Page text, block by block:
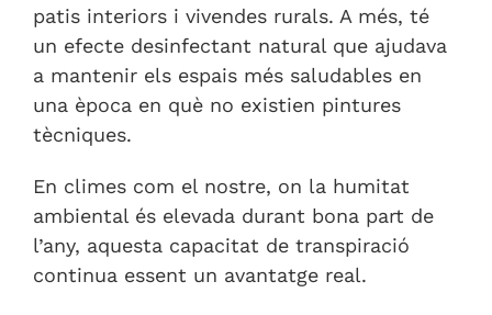
patis interiors i vivendes rurals. A més, té
un efecte desinfectant natural que ajudava
a mantenir els espais més saludables en
una època en què no existien pintures
tècniques.
En climes com el nostre, on la humitat
ambiental és elevada durant bona part de
l’any, aquesta capacitat de transpiració
continua essent un avantatge real.